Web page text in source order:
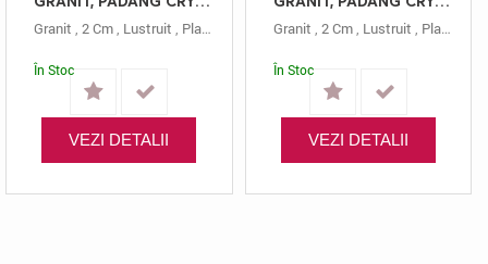
Granit , 2 Cm, Lustruit , Placaj Padang Crystal, 60x20
În Stoc
VEZI DETALII
Granit , 2 Cm, Lustruit , Placaj
În Stoc
VEZI DETALII